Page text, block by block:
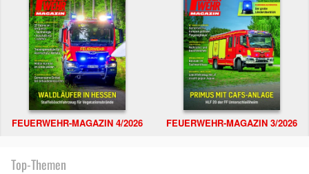
FEUERWEHR-MAGAZIN 4/2026 FEUERWEHR-MAGAZIN 3/2026
Top-Themen